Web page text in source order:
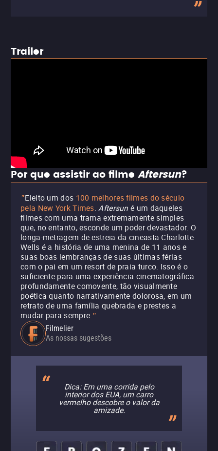
Trailer
Por que assistir ao filme Aftersun?
"Eleito um dos 100 melhores filmes do século
pela New York Times.Aftersun é um daqueles
filmes com uma trama extremamente simples
que, no entanto, esconde um poder devastador. O
longa-metragem de estreia da cineasta Charlotte
Wells é a história de uma menina de 11 anos e
suas boas lembranças de suas últimas férias
com o pai em um resort de praia turco. Isso é o
suficiente para uma experiência cinematográfica
profundamente comovente, tão visualmente
poética quanto narrativamente dolorosa, em um
retrato de uma família quebrada e prestes a
mudar para sempre."
Filmelier
As nossas sugestões
Dica: Em uma corrida pelo
interior dos EUA, um carro
vermelho descobre o valor da
amizade.